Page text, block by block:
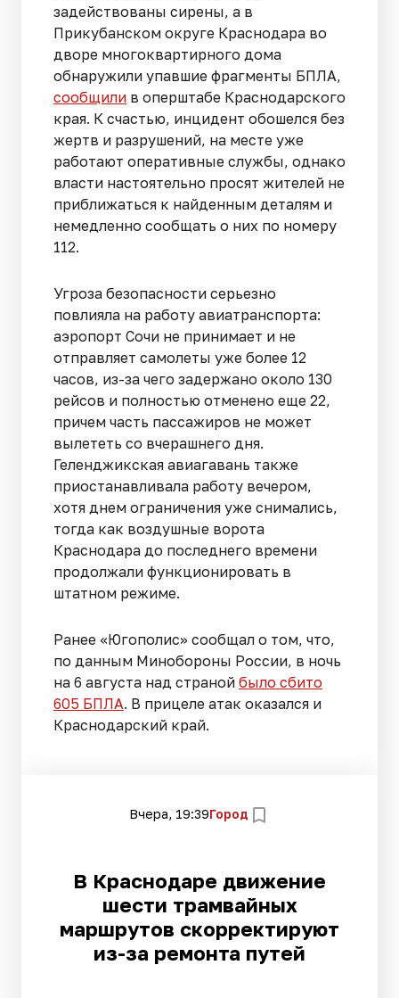
задействованы сирены, а в
Прикубанском округе Краснодара во
дворе многоквартирного дома
обнаружили упавшие фрагменты БПЛА,
сообщили в оперштабе Краснодарского
края. К счастью, инцидент обошелся без
жертв и разрушений, на месте уже
работают оперативные службы, однако
власти настоятельно просят жителей не
приближаться к найденным деталям и
немедленно сообщать о них по номеру
112.
Угроза безопасности серьезно
повлияла на работу авиатранспорта:
аэропорт Сочи не принимает и не
отправляет самолеты уже более 12
часов, из-за чего задержано около 130
рейсов и полностью отменено еще 22,
причем часть пассажиров не может
вылететь со вчерашнего дня.
Геленджикская авиагавань также
приостанавливала работу вечером,
хотя днем ограничения уже снимались,
тогда как воздушные ворота
Краснодара до последнего времени
продолжали функционировать в
штатном режиме.
Ранее «Югополис» сообщал о том, что,
по данным Минобороны России, в ночь
на 6 августа над страной было сбито
605 БПЛА. В прицеле атак оказался и
Краснодарский край.
Вчера, 19:39Город
В Краснодаре движение
шести трамвайных
маршрутов скорректируют
из-за ремонта путей